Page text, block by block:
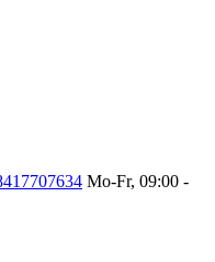
Mo-Fr, 09:00 -